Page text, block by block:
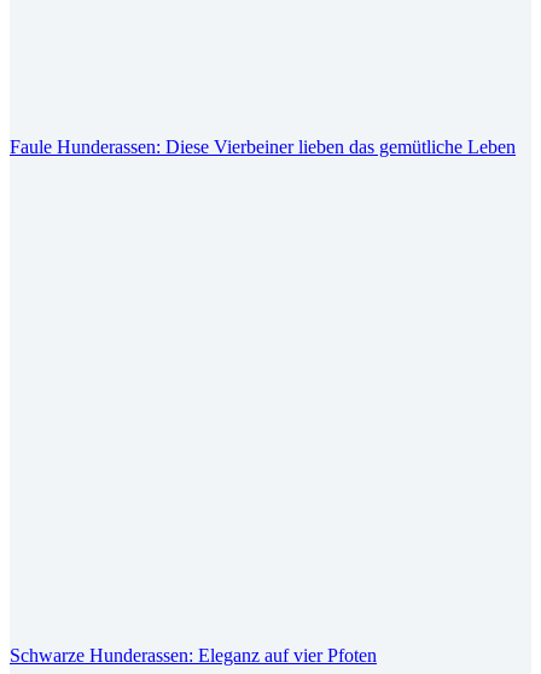
Faule Hunderassen: Diese Vierbeiner lieben das gemütliche Leben
Schwarze Hunderassen: Eleganz auf vier Pfoten